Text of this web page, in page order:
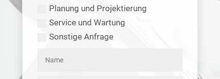
Planung und Projektierung
Service und Wartung
Sonstige Anfrage